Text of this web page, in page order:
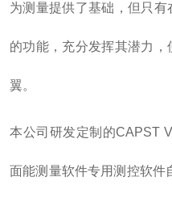
为测量提供了基础，但只
的功能，充分发挥其潜力
翼。
本公司研发定制的CAPST
面能测量软件专用测控软件